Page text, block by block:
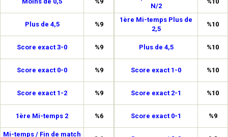
Plus de 4,5 %9
Score exact 3-0 %9
Score exact 0-0 %9
Score exact 1-2 %9
1ère Mi-temps 2 %6
Mi-temps / Fin de match
N/2
1ère Mi-temps Plus de
2,5
%10
Plus de 4,5 %10
Score exact 1-0 %10
Score exact 2-1 %10
Score exact 0-1 %9